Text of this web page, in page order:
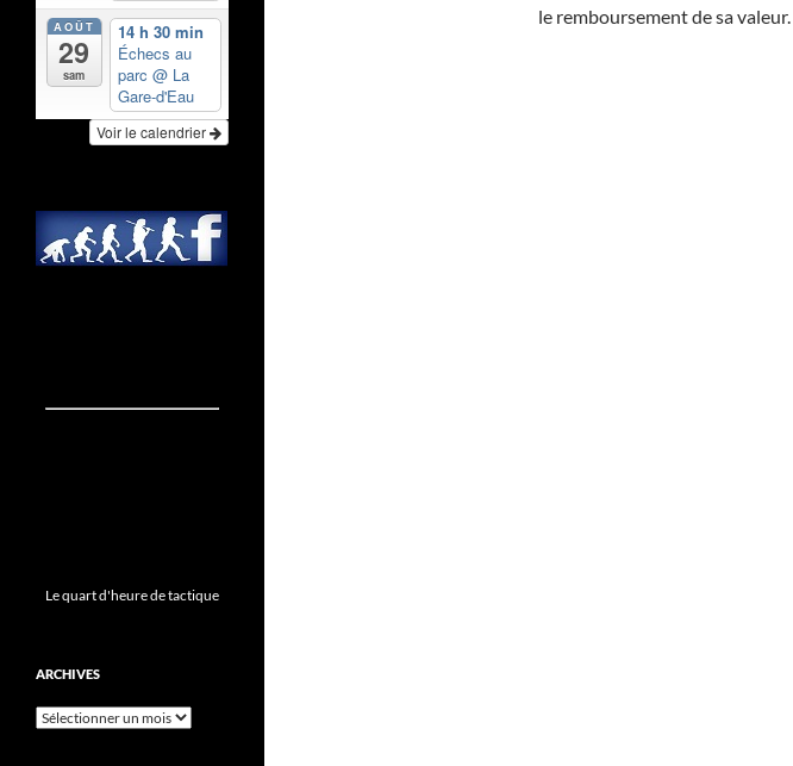
le remboursement de sa valeur.
AOÛT
29
sam
14 h 30 min
Échecs au
parc @ La
Gare-d'Eau
Voir le calendrier
Le quart d'heure de tactique
ARCHIVES
Archives